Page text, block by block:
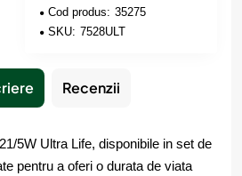
Cod produs: 35275
SKU: 7528ULT
Recenzii
5W Ultra Life, disponibile in set de
pentru a oferi o durata de viata